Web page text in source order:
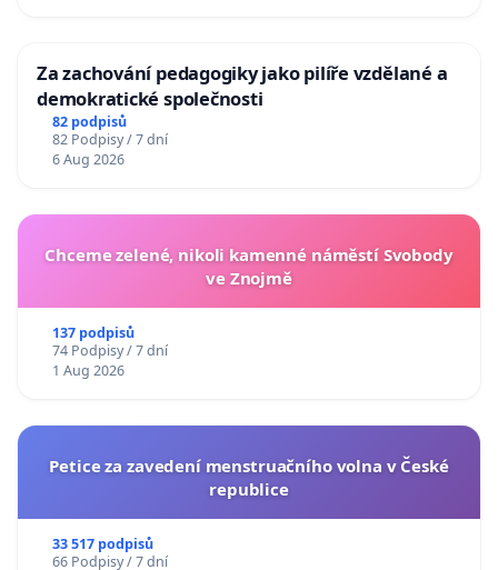
Za zachování pedagogiky jako pilíře vzdělané a
demokratické společnosti
82 podpisů
82 Podpisy / 7 dní
6 Aug 2026
Chceme zelené, nikoli kamenné náměstí Svobody
ve Znojmě
137 podpisů
74 Podpisy / 7 dní
1 Aug 2026
Petice za zavedení menstruačního volna v České
republice
33 517 podpisů
66 Podpisy / 7 dní